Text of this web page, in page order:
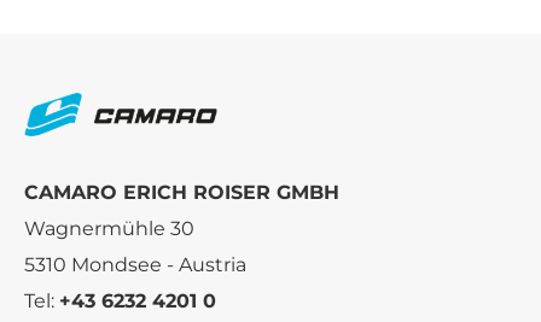
CAMARO ERICH ROISER GMBH
Wagnermühle 30
5310 Mondsee - Austria
Tel: +43 6232 4201 0